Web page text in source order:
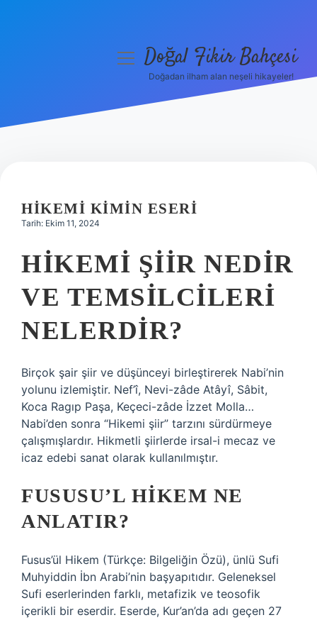
Hakkımızda
menüyüDoğal Fikir Bahçesi
Doğadan ilham alan neşeli hikayeler!
HIKEMI KIMIN ESERI
Tarih: Ekim 11, 2024
HIKEMI ŞIIR NEDIR
VE TEMSILCILERI
NELERDIR?
Birçok şair şiir ve düşünceyi birleştirerek Nabi’nin
yolunu izlemiştir. Nef’î, Nevi-zâde Atâyî, Sâbit,
Koca Ragıp Paşa, Keçeci-zâde İzzet Molla…
Nabi’den sonra “Hikemi şiir” tarzını sürdürmeye
çalışmışlardır. Hikmetli şiirlerde irsal-i mecaz ve
icaz edebi sanat olarak kullanılmıştır.
FUSUSU’L HIKEM NE
ANLATIR?
Fusus’ül Hikem (Türkçe: Bilgeliğin Özü), ünlü Sufi
Muhyiddin İbn Arabi’nin başyapıtıdır. Geleneksel
Sufi eserlerinden farklı, metafizik ve teosofik
içerikli bir eserdir. Eserde, Kur’an’da adı geçen 27